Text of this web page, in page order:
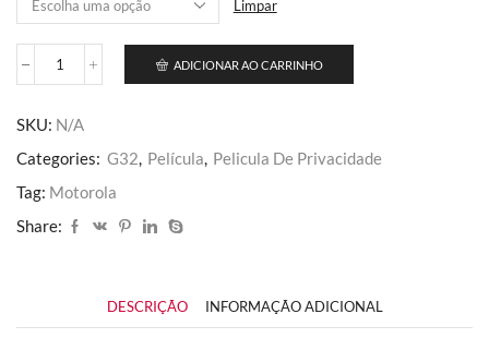
R$ 122,50
Limpar
Moto
ADICIONAR AO CARRINHO
SKU: N/A
Categories: G32, Película, Pelicula De Privacidade
Tag: Motorola
Share:
DESCRIÇÃO INFORMAÇÃO ADICIONAL